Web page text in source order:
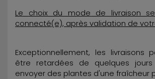
Le choix du mode de livraison
connecté(e), après validation de
Exceptionnellement, les livraisons
être retardées de quelques
envoyer des plantes d'une fraîcheur